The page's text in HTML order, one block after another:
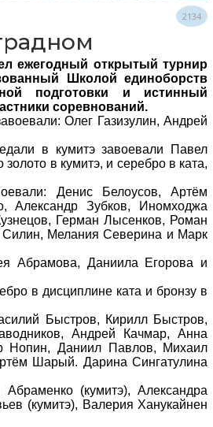
2134
ежегодный открытый турнир
Школой единоборств
подготовки и истинный
соревнований.
Олег Газизулин, Андрей
в кумитэ завоевали Павел
в кумитэ, и серебро в ката,
Денис Белоусов, Артём
Александр Зубков, Иномходжа
Герман Лысенков, Роман
Мелания Северина и Марк
Абрамова, Даниила Егорова и
в дисциплине ката и бронзу в
Быстров, Кирилл Быстров,
Андрей Качмар, Анна
Нопин, Даниил Павлов, Михаил
Шарый. Дарина Сингатулина
(кумитэ), Александра
(кумитэ), Валерия Ханукайнен